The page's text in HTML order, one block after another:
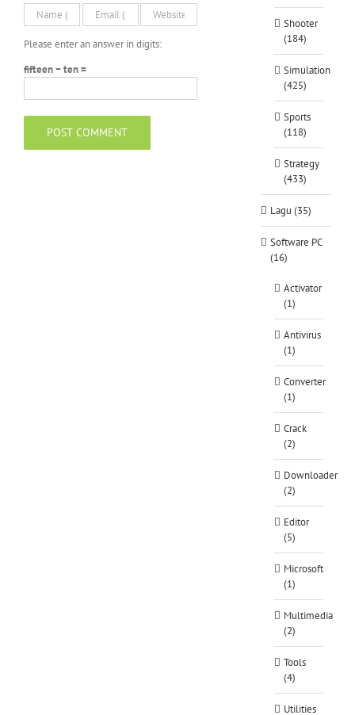
Please enter an answer in digits:
fifteen − ten =
Shooter
(184)
Simulation
(425)
Sports
(118)
Strategy
(433)
Lagu (35)
Software PC
(16)
Activator
(1)
Antivirus
(1)
Converter
(1)
Crack
(2)
Downloader
(2)
Editor
(5)
Microsoft
(1)
Multimedia
(2)
Tools
(4)
Utilities